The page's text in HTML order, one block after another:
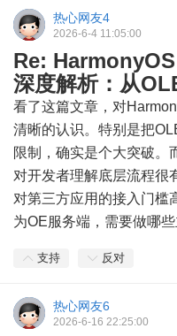
热心网友4
2026-6-4 11:05:00
Re:
深度解析：从
看了这篇文章，对
清晰的认识。特别是把
限制，确实是个大突破。
对开发者理解底层流程很
对第三方应用的接入门槛
为OE服务端，需要做哪
支持 反对
热心网友6
2026-6-16 22:25:00